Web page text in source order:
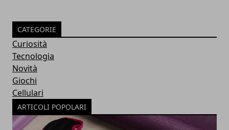
CATEGORIE
Curiosità
Tecnologia
Novità
Giochi
Cellulari
ARTICOLI POPOLARI